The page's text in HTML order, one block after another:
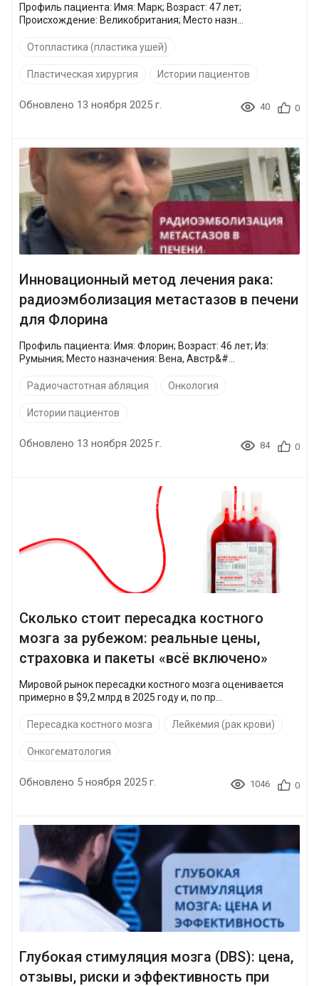
Профиль пациента: Имя: Марк; Возраст: 47 лет;
Происхождение: Великобритания; Место назн...
Отопластика (пластика ушей)
Пластическая хирургия Истории пациентов
Обновлено 13 ноября 2025 г. 40 0
Инновационный метод лечения рака:
радиоэмболизация метастазов в печени
для Флорина
Профиль пациента: Имя: Флорин; Возраст: 46 лет; Из:
Румыния; Место назначения: Вена, Австр&#...
Радиочастотная абляция Онкология
Истории пациентов
Обновлено 13 ноября 2025 г. 84 0
Сколько стоит пересадка костного
мозга за рубежом: реальные цены,
страховка и пакеты «всё включено»
Мировой рынок пересадки костного мозга оценивается
примерно в $9,2 млрд в 2025 году и, по пр...
Пересадка костного мозга Лейкемия (рак крови)
Онкогематология
Обновлено 5 ноября 2025 г. 1046 0
Глубокая стимуляция мозга (DBS): цена,
отзывы, риски и эффективность при